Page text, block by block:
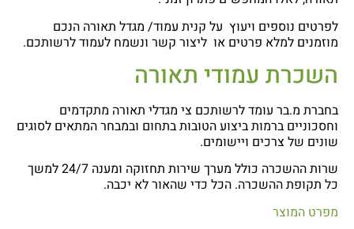
לפרטים נוספים ויעוץ על קנית עמוד/ מגדל תאורה הנכם
מוזמנים למלא פרטים או ליצור קשר ונשמח לעמוד לרשותכם.
השכרת עמודי תאורה
בחברת מ.בר עומד לרשותכם צי מגדלי תאורה מתקדמים
וחסכוניים ברמות ביצוע הטובות בתחום ובמבחר המתאים לסוגים
שונים של צרכים ויישומים.
שרות ההשכרה כולל מערך שירות תחזוקה ומענה 24/7 למשך
כל תקופת ההשכרה. הכל כדי שהאור לא יכבה.
מפרט המוצר